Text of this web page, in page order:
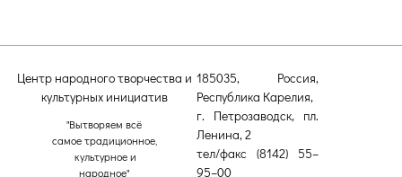
Центр народного творчества и
культурных инициатив
"Вытворяем всё
самое традиционное,
культурное и
народное"
185035, Россия,
Республика Карелия,
г. Петрозаводск, пл.
Ленина, 2
тел/факс (8142) 55–
95–00